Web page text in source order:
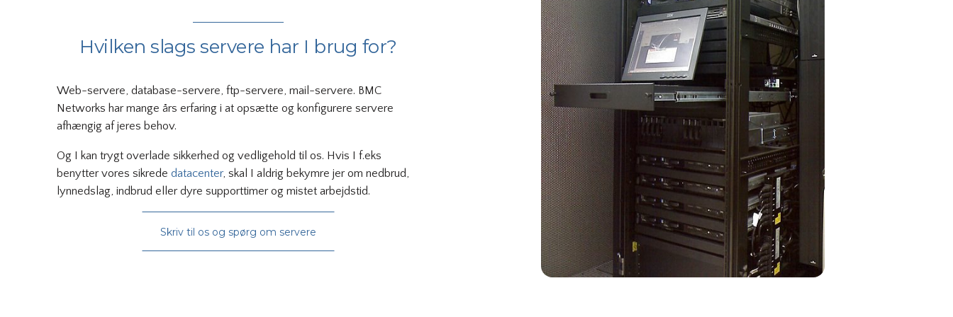
Hvilken slags servere har I brug for?
Web-servere, database-servere, ftp-servere, mail-servere. BMC
Networks har mange års erfaring i at opsætte og konfigurere servere
afhængig af jeres behov.
Og I kan trygt overlade sikkerhed og vedligehold til os. Hvis I f.eks
benytter vores sikrede datacenter, skal I aldrig bekymre jer om nedbrud,
lynnedslag, indbrud eller dyre supporttimer og mistet arbejdstid.
Skriv til os og spørg om servere